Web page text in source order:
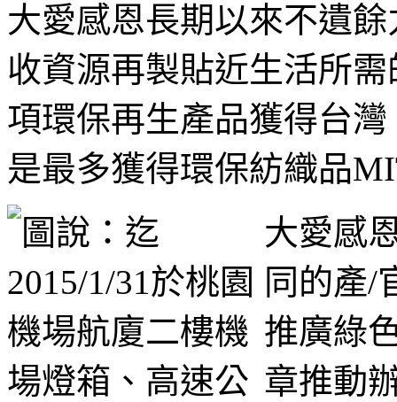
大愛感恩長期以來不遺
收資源再製貼近生活所
項環保再生產品獲得台
是最多獲得環保紡織品
大愛感
同的產/
推廣綠
章推動